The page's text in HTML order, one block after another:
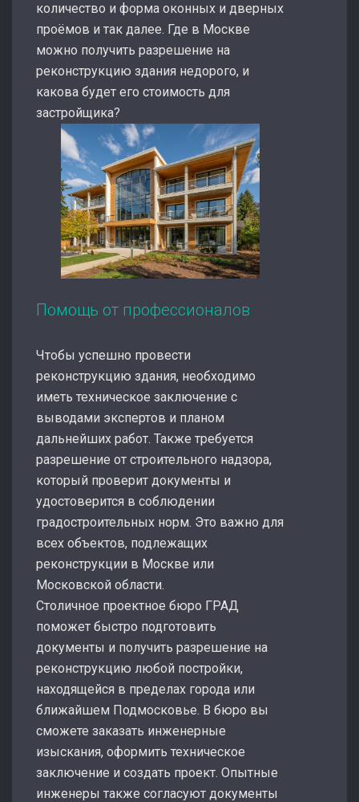
количество и форма оконных и дверных
проёмов и так далее. Где в Москве
можно получить разрешение на
реконструкцию здания недорого, и
какова будет его стоимость для
застройщика?
Помощь от профессионалов
Чтобы успешно провести
реконструкцию здания, необходимо
иметь техническое заключение с
выводами экспертов и планом
дальнейших работ. Также требуется
разрешение от строительного надзора,
который проверит документы и
удостоверится в соблюдении
градостроительных норм. Это важно для
всех объектов, подлежащих
реконструкции в Москве или
Московской области.
Столичное проектное бюро ГРАД
поможет быстро подготовить
документы и получить разрешение на
реконструкцию любой постройки,
находящейся в пределах города или
ближайшем Подмосковье. В бюро вы
сможете заказать инженерные
изыскания, оформить техническое
заключение и создать проект. Опытные
инженеры также согласуют документы